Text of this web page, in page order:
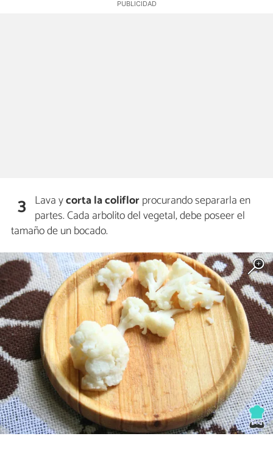
3 Lava ycorta la coliflorprocurando separarla en
partes. Cada arbolito del vegetal, debe poseer el
tamaño de un bocado.